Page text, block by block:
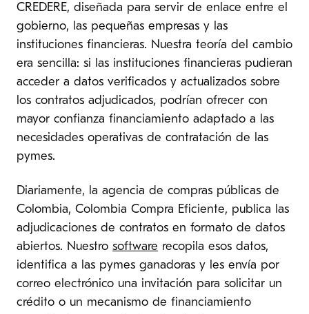
CREDERE, diseñada para servir de enlace entre el
gobierno, las pequeñas empresas y las
instituciones financieras. Nuestra teoría del cambio
era sencilla: si las instituciones financieras pudieran
acceder a datos verificados y actualizados sobre
los contratos adjudicados, podrían ofrecer con
mayor confianza financiamiento adaptado a las
necesidades operativas de contratación de las
pymes.
Diariamente, la agencia de compras públicas de
Colombia, Colombia Compra Eficiente, publica las
adjudicaciones de contratos en formato de datos
abiertos. Nuestro software recopila esos datos,
identifica a las pymes ganadoras y les envía por
correo electrónico una invitación para solicitar un
crédito o un mecanismo de financiamiento